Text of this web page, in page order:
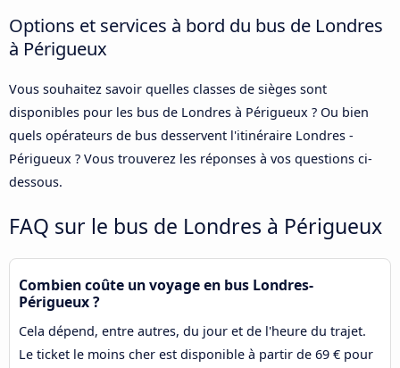
Options et services à bord du bus de Londres
à Périgueux
Vous souhaitez savoir quelles classes de sièges sont
disponibles pour les bus de Londres à Périgueux ? Ou bien
quels opérateurs de bus desservent l'itinéraire Londres -
Périgueux ? Vous trouverez les réponses à vos questions ci-
dessous.
FAQ sur le bus de Londres à Périgueux
Combien coûte un voyage en bus Londres-
Périgueux ?
Cela dépend, entre autres, du jour et de l'heure du trajet.
Le ticket le moins cher est disponible à partir de 69 € pour